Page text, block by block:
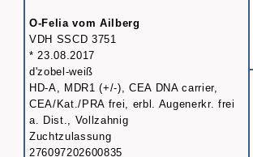
O-Felia vom Ailberg
VDH SSCD 3751
* 23.08.2017
d'zobel-weiß
HD-A, MDR1 (+/-), CEA DNA carrier,
CEA/Kat./PRA frei, erbl. Augenerkr. frei
a. Dist., Vollzahnig
Zuchtzulassung
276097202600835